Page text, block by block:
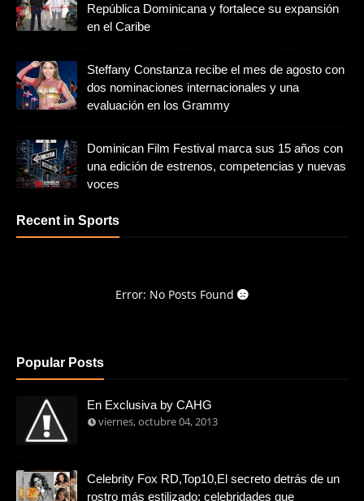
República Dominicana y fortalece su expansión
en el Caribe
Steffany Constanza recibe el mes de agosto con
dos nominaciones internacionales y una
evaluación en los Grammy
Dominican Film Festival marca sus 15 años con
una edición de estrenos, competencias y nuevas
voces
Recent in Sports
Error: No Posts Found
Popular Posts
En Exclusiva by CAHG
viernes, octubre 04, 2013
Celebrity Fox RD,Top10,El secreto detrás de un
rostro más estilizado: celebridades que